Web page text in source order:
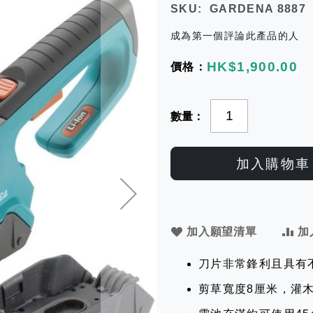
SKU GARDENA 8887
成為第一個評論此產品的人
HK$1,900.00
數量
加入購物車
加入願望清單 加
刀片非常鋒利且具有
剪草寬度8厘米，灌